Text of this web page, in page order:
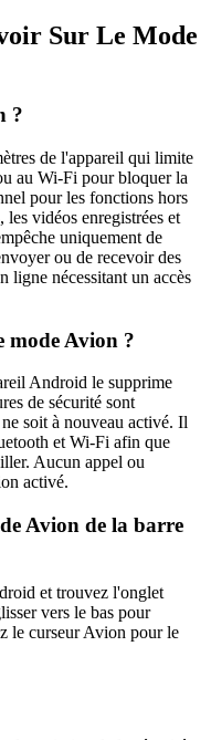
Sur Le Mode
?
de l'appareil qui limite
au Wi-Fi pour bloquer la
pour les fonctions hors
vidéos enregistrées et
uniquement de
ou de recevoir des
ligne nécessitant un accès
mode Avion ?
Android le supprime
de sécurité sont
soit à nouveau activé. Il
et Wi-Fi afin que
Aucun appel ou
activé.
Avion de la barre
et trouvez l'onglet
vers le bas pour
le curseur Avion pour le